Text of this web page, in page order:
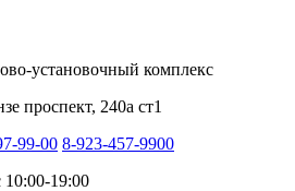
установочный комплекс
проспект, 240а ст1
99-00 8-923-457-9900
10:00-19:00